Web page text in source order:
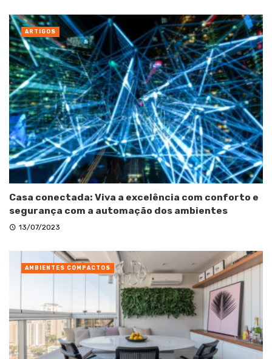
Casa conectada: Viva a excelência com conforto e
segurança com a automação dos ambientes
13/07/2023
ARTIGOS
AMBIENTES COMPACTOS